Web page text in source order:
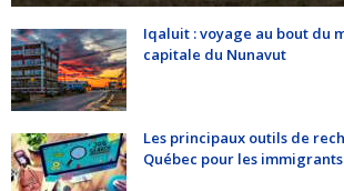
Iqaluit : voyage au bout du
capitale du Nunavut
Les principaux outils de
Québec pour les immigrants